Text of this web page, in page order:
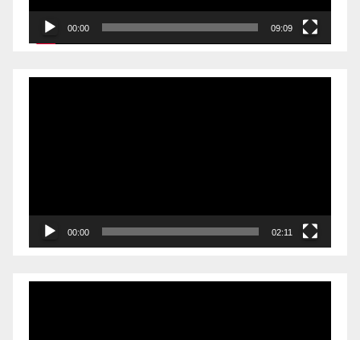
00:00 09:09
00:00 02:11